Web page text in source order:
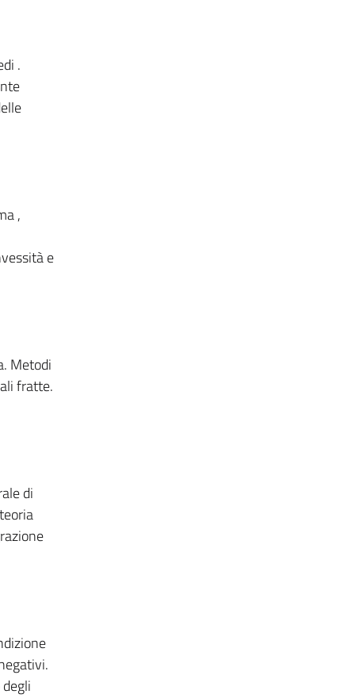
.
,
e
Metodi
fratte.
di